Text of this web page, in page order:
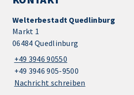
Welterbestadt Quedlinburg
Markt 1
06484 Quedlinburg
+49 3946 90550
+49 3946 905-9500
Nachricht schreiben